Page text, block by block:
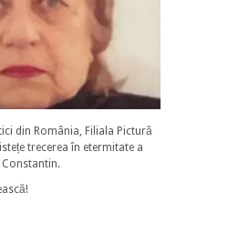
din România, Filiala Pictură
trecerea în etermitate a